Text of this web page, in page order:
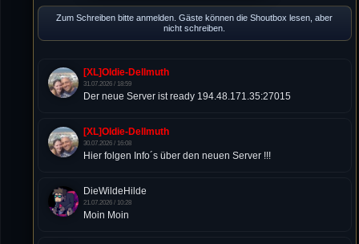
Zum Schreiben bitte anmelden. Gäste können die Shoutbox lesen, aber
nicht schreiben.
[XL]Oldie-Dellmuth
31.07.2026 / 18:59
Der neue Server ist ready 194.48.171.35:27015
[XL]Oldie-Dellmuth
30.07.2026 / 16:08
Hier folgen Info´s über den neuen Server !!!
DieWildeHilde
21.07.2026 / 10:28
Moin Moin